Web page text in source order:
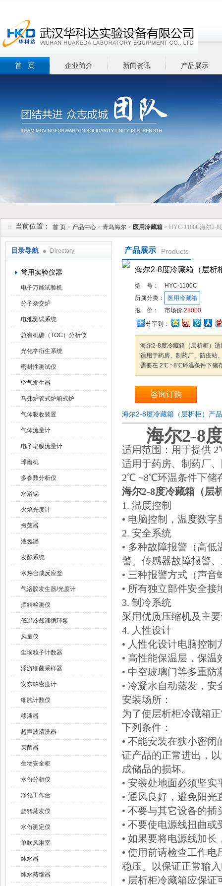
首 页 企业简介 新闻资讯 产品展示
当前位置： 首 页 > 产品中心 > 青岛海尔 > 医用冷藏箱 > HYC-1100C海尔2-
目录导航 Directory
常用实验仪器
电子万能试验机
分子杂交炉
电池测试系统
总有机碳（TOC）分析仪
光化学衍生系统
密封性测试仪
空气发生器
马弗炉管式炉箱式炉
气体吸收装置
气体流量计
电子皂膜流量计
球磨机
多参数分析仪
水浴锅
火焰光度计
振荡器
液氮罐
发酵系统
水热合成反应釜
气溶胶发生器/光度计
酒精检测仪
低温冷却液循环泵
风量仪
尘埃粒子计数器
浮游细菌采样器
安东帕密度计
细胞计数仪
移液器
超声波清洗器
灭菌器
生物安全柜
水份分析仪
净化工作台
旋转蒸发仪
水份测定仪
单吹风淋室
纯水器
纯水蒸馏器
产品展示 Products
海尔2-8度冷藏箱（层析
型 号：
HYC-1100C
所属分类：
医用冷藏箱
报 价：
市场价:28000
分享到：
海尔2-8度冷藏箱（层析柜）
适用于药房、制药厂、防疫站
需要在 2℃ ~8℃环温条件下储
咨询订购
海尔2-8度冷藏箱（层析柜）产
海尔2-8
适用范围：用于提供
适用于药房、制药厂
2℃ ~8℃环温条件下储
海尔2-8度冷藏箱（层
1. 温度控制
• 电脑控制，温度数
2. 安全系统
• 多种故障报警（高
警、传感器故障报警
• 三种报警方式（声
• 所有独立部件安全接
3. 制冷系统
采用优质压缩机及主
4. 人性设计
• 人性化设计电脑控
• 高性能保温层，保温
• 中空玻璃门等多重防
• 冷凝水自动蒸发，
安装场所：
为了使层析柜冷藏箱
下列条件：
• 不能安装在狭小密
证产品的正常进出，
成储品的损坏。
• 安装处地面必须坚实
• 通风良好，避免阳光
• 不要与其它设备的
• 不要使电源线扭曲或
• 如果要将电源线加
• 使用前请检查工作
稳压。以保证正常输
• 层析柜冷藏箱应保证